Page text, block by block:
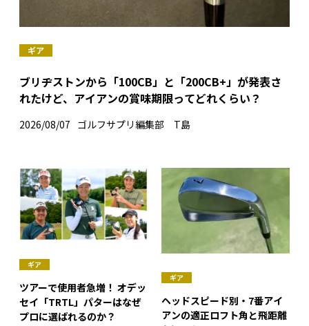
ギア
ブリヂストンから「100CB」と「200CB+」が発表さ
れたけど、アイアンの賞味期限ってどれくらい？
2026/08/07 ゴルフサプリ編集部 T島
ギア
ツアーで使用者急増！ オデッ
セイ「TRTL」パターはなぜ
プロに選ばれるのか？
ギア
ヘッドスピード別・7番アイ
アンの適正ロフト角と飛距離